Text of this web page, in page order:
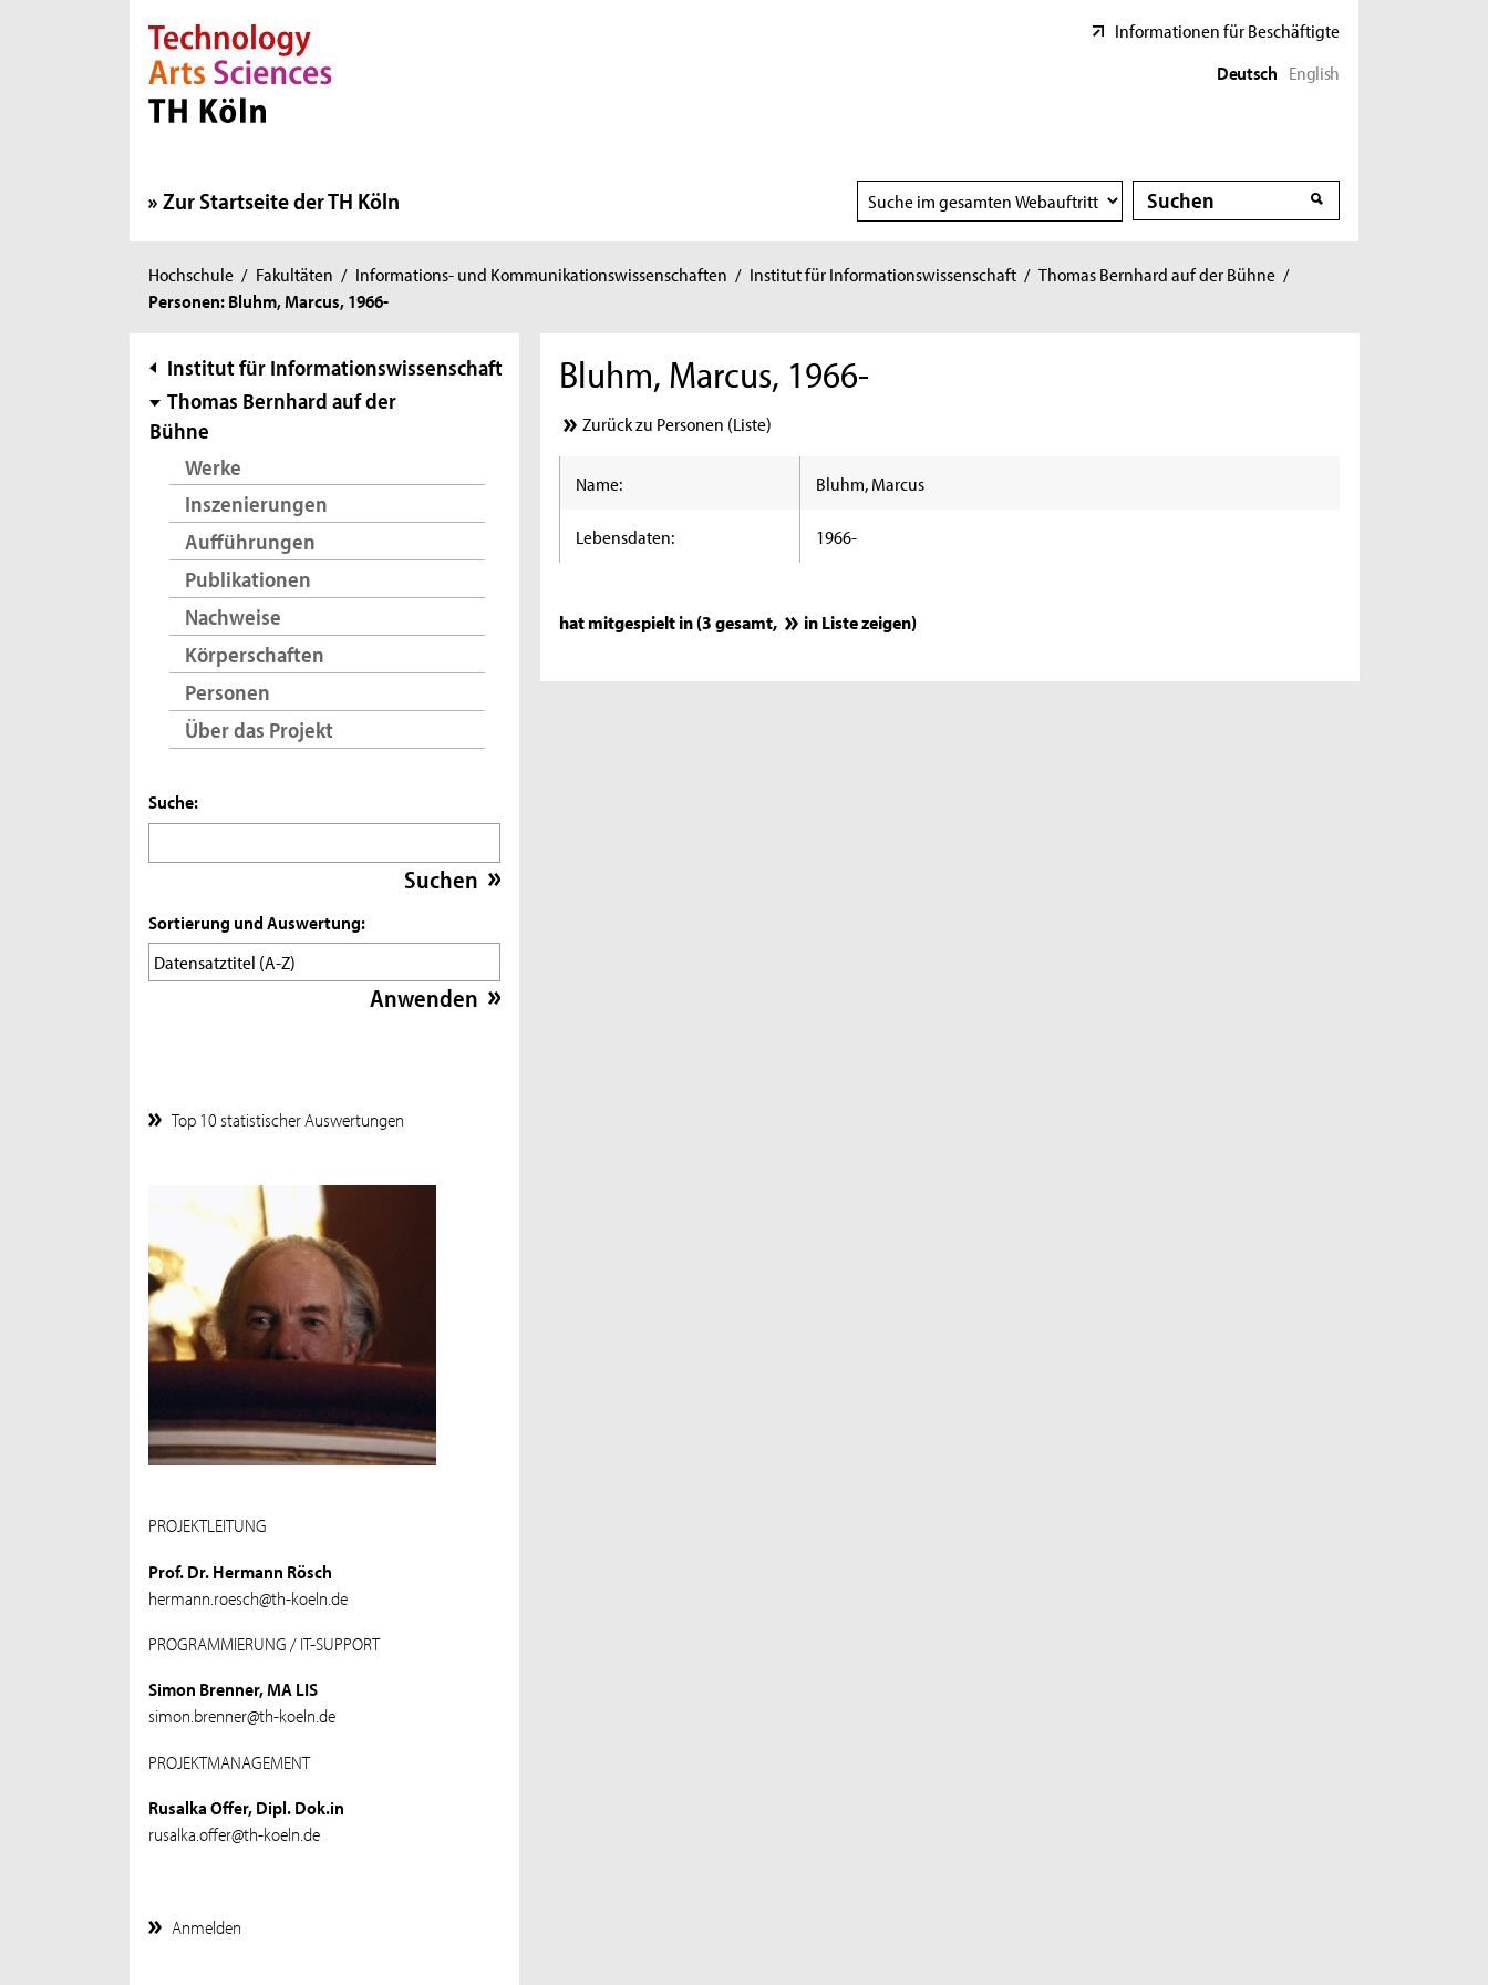
Direkt zur Hauptnavigation
Direkt zur Subnavigation
Direkt zum Inhalt
Direkt zum Fußbereich
Informationen für Beschäftigte
Deutsch English
Zur Startseite der TH Köln
Suchbereich
wählen
Suche
Suche
Sie
sind
Hochschule / Fakultäten / Informations- und Kommunikationswissenschaften / Institut für Informationswissenschaft / Thomas Bernhard auf der Bühne /
Personen: Bluhm, Marcus, 1966-
Subnavigation
Institut für Informationswissenschaft
Thomas Bernhard auf der
Bühne
Werke
Inszenierungen
Aufführungen
Publikationen
Nachweise
Körperschaften
Personen
Über das Projekt
Suche:
Sortierung und Auswertung:
Top 10 statistischer Auswertungen
PROJEKTLEITUNG
Prof. Dr. Hermann Rösch
hermann.roesch@th-koeln.de
PROGRAMMIERUNG / IT-SUPPORT
Simon Brenner, MA LIS
simon.brenner@th-koeln.de
PROJEKTMANAGEMENT
Rusalka Offer, Dipl. Dok.in
rusalka.offer@th-koeln.de
Anmelden
Bluhm, Marcus, 1966-
Zurück zu Personen (Liste)
Name: Bluhm, Marcus
Lebensdaten: 1966-
hat mitgespielt in (3 gesamt, in Liste zeigen)